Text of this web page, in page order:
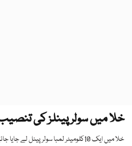
خلا میں سولر پینلز کی
خلا میں ایک 10کلومیٹر لمبا سولر پینل